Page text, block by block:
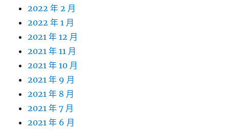
2022 年 2 月
2022 年 1 月
2021 年 12 月
2021 年 11 月
2021 年 10 月
2021 年 9 月
2021 年 8 月
2021 年 7 月
2021 年 6 月